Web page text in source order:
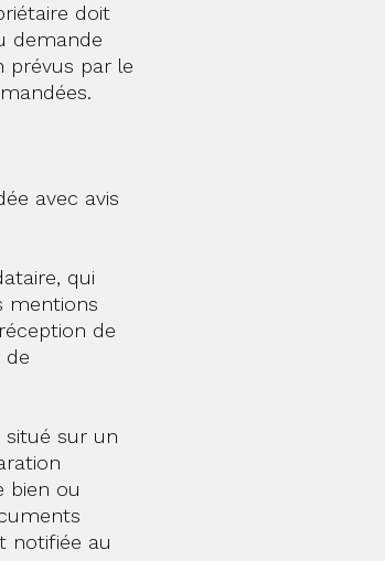
doit
demande
prévus par le
avec avis
qui
mentions
de
de
situé sur un
bien ou
notifiée au